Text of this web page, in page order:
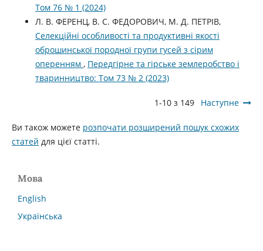
Том 76 № 1 (2024)
Л. В. ФЕРЕНЦ, В. С. ФЕДОРОВИЧ, М. Д. ПЕТРІВ,
Cелекційні особливості та продуктивні якості
оброшинської породної групи гусей з сірим
оперенням , Передгірне та гірське землеробство і
тваринництво: Том 73 № 2 (2023)
1-10 з 149 Наступне
Ви також можете розпочати розширений пошук схожих
статей для цієї статті.
Мова
English
Українська